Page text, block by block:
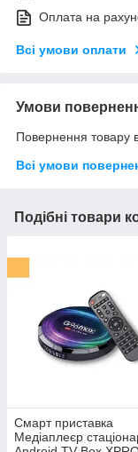
Оплата на
Всі умови оплати
Умови
Повернення товару
Всі умови
Подібні товари
Смарт приставка
Медіаплеєр